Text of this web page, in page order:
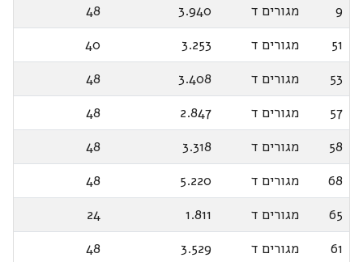
9 מגורים ד 3.940
48
51
מגורים ד 3.253
40
53
מגורים ד 3.408
48
57
מגורים ד 2.847
48
58
מגורים ד 3.318
48
68
מגורים ד 5.220
48
65
מגורים ד 1.811
24
61
מגורים ד 3.529
48